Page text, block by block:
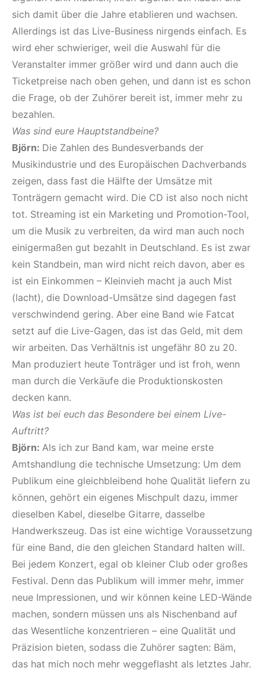
sich damit über die Jahre etablieren und wachsen.
Allerdings ist das Live-Business nirgends einfach. Es
wird eher schwieriger, weil die Auswahl für die
Veranstalter immer größer wird und dann auch die
Ticketpreise nach oben gehen, und dann ist es schon
die Frage, ob der Zuhörer bereit ist, immer mehr zu
bezahlen.
Was sind eure Hauptstandbeine?
Björn: Die Zahlen des Bundesverbands der
Musikindustrie und des Europäischen Dachverbands
zeigen, dass fast die Hälfte der Umsätze mit
Tonträgern gemacht wird. Die CD ist also noch nicht
tot. Streaming ist ein Marketing und Promotion-Tool,
um die Musik zu verbreiten, da wird man auch noch
einigermaßen gut bezahlt in Deutschland. Es ist zwar
kein Standbein, man wird nicht reich davon, aber es
ist ein Einkommen – Kleinvieh macht ja auch Mist
(lacht), die Download-Umsätze sind dagegen fast
verschwindend gering. Aber eine Band wie Fatcat
setzt auf die Live-Gagen, das ist das Geld, mit dem
wir arbeiten. Das Verhältnis ist ungefähr 80 zu 20.
Man produziert heute Tonträger und ist froh, wenn
man durch die Verkäufe die Produktionskosten
decken kann.
Was ist bei euch das Besondere bei einem Live-
Auftritt?
Björn: Als ich zur Band kam, war meine erste
Amtshandlung die technische Umsetzung: Um dem
Publikum eine gleichbleibend hohe Qualität liefern zu
können, gehört ein eigenes Mischpult dazu, immer
dieselben Kabel, dieselbe Gitarre, dasselbe
Handwerkszeug. Das ist eine wichtige Voraussetzung
für eine Band, die den gleichen Standard halten will.
Bei jedem Konzert, egal ob kleiner Club oder großes
Festival. Denn das Publikum will immer mehr, immer
neue Impressionen, und wir können keine LED-Wände
machen, sondern müssen uns als Nischenband auf
das Wesentliche konzentrieren – eine Qualität und
Präzision bieten, sodass die Zuhörer sagten: Bäm,
das hat mich noch mehr weggeflasht als letztes Jahr.